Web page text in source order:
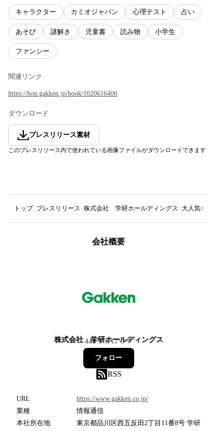
キャラクター カミオジャパン 心理テスト 占い
あそび 謎解き 児童書 読み物 小学生
ファンシー
関連リンク
https://hon.gakken.jp/book/1020616400
ダウンロード
プレスリリース素材
このプレスリリース内で使われている画像ファイルがダウンロードできます
トップ プレスリリース 株式会社 学研ホールディングス 大人気キャ
会社概要
株式会社 学研ホールディングス
446フォロワー
フォロー
RSS
URL
https://www.gakken.co.jp/
業種
情報通信
本社所在地
東京都品川区西五反田2丁目11番8号 学研